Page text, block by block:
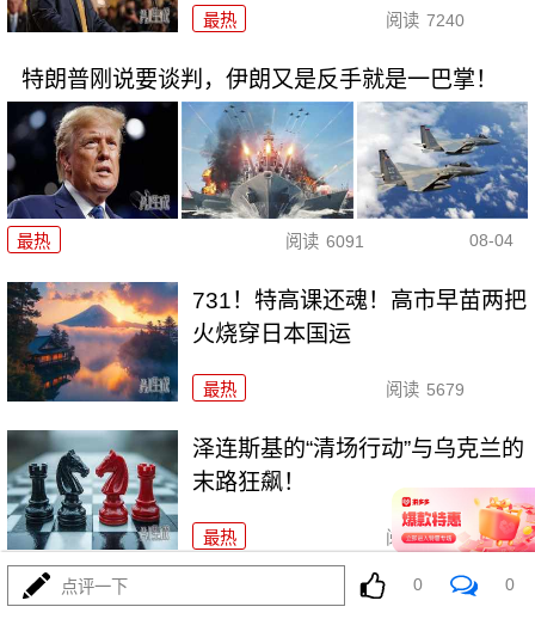
最热 阅读 7240
特朗普刚说要谈判，伊朗又是反手就是一巴掌！
最热 阅读 6091 08-04
731！特高课还魂！高市早苗两把
火烧穿日本国运
最热 阅读 5679
泽连斯基的“清场行动”与乌克兰的
末路狂飙！
最热 阅读 4580
南海6天禁航，东大摆下“阳谋棋”，锤炼铁拳头！
点评一下 0 0